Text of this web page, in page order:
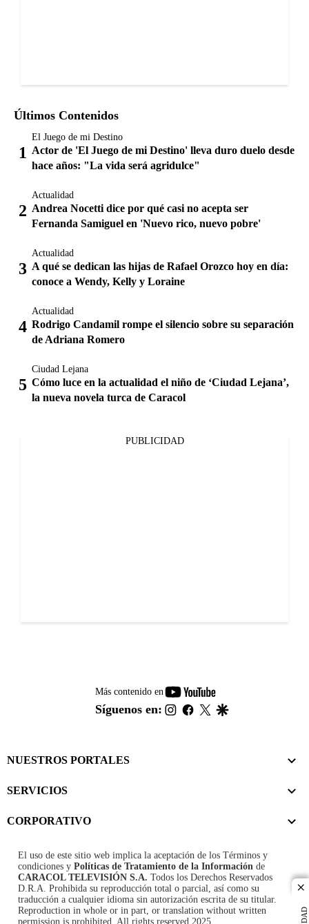
Últimos Contenidos
El Juego de mi Destino
Actor de 'El Juego de mi Destino' lleva duro duelo desde
hace años: "La vida será agridulce"
Actualidad
Andrea Nocetti dice por qué casi no acepta ser
Fernanda Samiguel en 'Nuevo rico, nuevo pobre'
Actualidad
A qué se dedican las hijas de Rafael Orozco hoy en día:
conoce a Wendy, Kelly y Loraine
Actualidad
Rodrigo Candamil rompe el silencio sobre su separación
de Adriana Romero
Ciudad Lejana
Cómo luce en la actualidad el niño de ‘Ciudad Lejana’,
la nueva novela turca de Caracol
PUBLICIDAD
Más contenido en
youtube-
footer
Síguenos en: instagram
facebook
twitter
NUESTROS PORTALES
SERVICIOS
CORPORATIVO
El uso de este sitio web implica la aceptación de los Términos y
condiciones y Políticas de Tratamiento de la Información de
CARACOL TELEVISIÓN S.A. Todos los Derechos Reservados
D.R.A. Prohibida su reproducción total o parcial, así como su
traducción a cualquier idioma sin autorización escrita de su titular.
Reproduction in whole or in part, or translation without written
permission is prohibited. All rights reserved 2025.